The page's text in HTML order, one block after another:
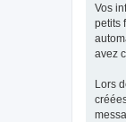
Vos
petits
avez
Lors